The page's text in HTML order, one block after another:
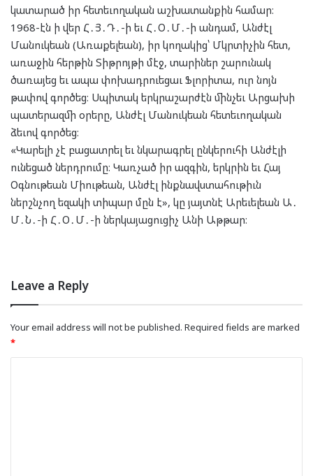
կատարած իր հետեւողական աշխատանքին համար։
1968-էն ի վեր Հ․Յ․Դ․-ի եւ Հ․Օ․Մ․-ի անդամ, Անժէլ
Մանուկեան (Առաքելեան), իր կողակից՝ Մկրտիչին հետ,
առաջին հերթին Տիթրոյթի մէջ, տարիներ շարունակ
ծառայեց եւ ապա փոխադրուեցաւ Ֆլորիտա, ուր նոյն
թափով գործեց։ Սպիտակ երկրաշարժէն մինչեւ Արցախի
պատերազմի օրերը, Անժէլ Մանուկեան հետեւողական
ձեւով գործեց։
«Կարելի չէ բացատրել եւ նկարագրել ընկերուհի Անժէլի
ունեցած ներդրումը։ Կառչած իր ազգին, երկրին եւ Հայ
Օգնութեան Միութեան, Անժէլ ինքնավստահութիւն
ներշնչող եզակի տիպար մըն է», կը յայտնէ Արեւելեան Ա․
Մ․Ն․-ի Հ․Օ․Մ․-ի ներկայացուցիչ Անի Աթթար։
Leave a Reply
Your email address will not be published. Required fields are marked
*